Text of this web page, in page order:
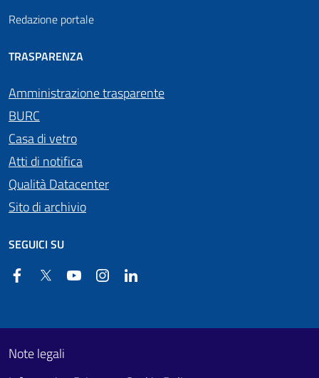
Redazione portale
TRASPARENZA
Amministrazione trasparente
BURC
Casa di vetro
Atti di notifica
Qualità Datacenter
Sito di archivio
SEGUICI SU
FacebookTwitter YouTube Instagram
Footer First
Useful links section
Note legali